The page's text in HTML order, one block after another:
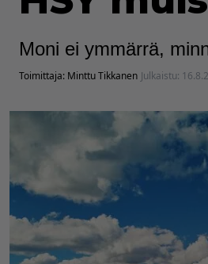
Moni ei ymmärrä,
Toimittaja: Minttu Tikkanen Julkaistu: